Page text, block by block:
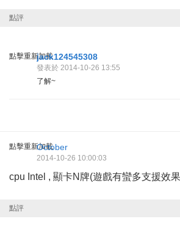
點評
點擊重新加載jack124545308
發表於 2014-10-26 13:55
了解~
點擊重新加載October
2014-10-26 10:00:03
cpu Intel , 顯卡N牌(遊戲有蠻多支援效
點評